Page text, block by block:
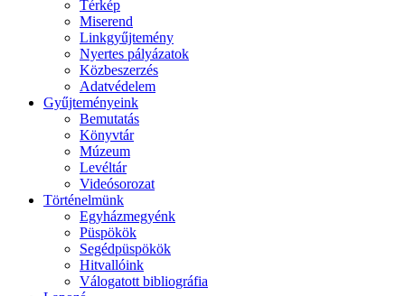
Térkép
Miserend
Linkgyűjtemény
Nyertes pályázatok
Közbeszerzés
Adatvédelem
Gyűjteményeink
Bemutatás
Könyvtár
Múzeum
Levéltár
Videósorozat
Történelmünk
Egyházmegyénk
Püspökök
Segédpüspökök
Hitvallóink
Válogatott bibliográfia